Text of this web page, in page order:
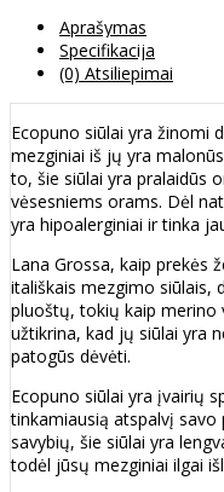
Aprašymas
Specifikacija
(0) Atsiliepimai
Ecopuno siūlai yra žinomi
mezginiai iš jų yra
to, šie siūlai yra pralaidūs
vėsesniems orams. Dėl
yra hipoalerginiai ir tinka
Lana Grossa, kaip prekės
itališkais mezgimo siūlais,
pluoštų, tokių kaip merino
užtikrina, kad jų siūlai yra
patogūs dėvėti.
Ecopuno siūlai yra įvairių
tinkamiausią atspalvį
savybių, šie siūlai yra
todėl jūsų mezginiai ilgai